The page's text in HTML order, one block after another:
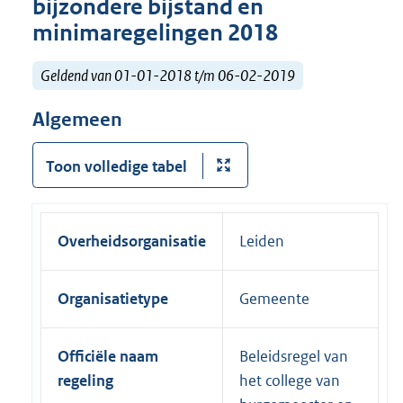
bijzondere bijstand en
minimaregelingen 2018
Geldend van 01-01-2018 t/m 06-02-2019
Algemeen
Toon volledige tabel
Overheidsorganisatie Leiden
Organisatietype Gemeente
Officiële naam
regeling
Beleidsregel van
het college van